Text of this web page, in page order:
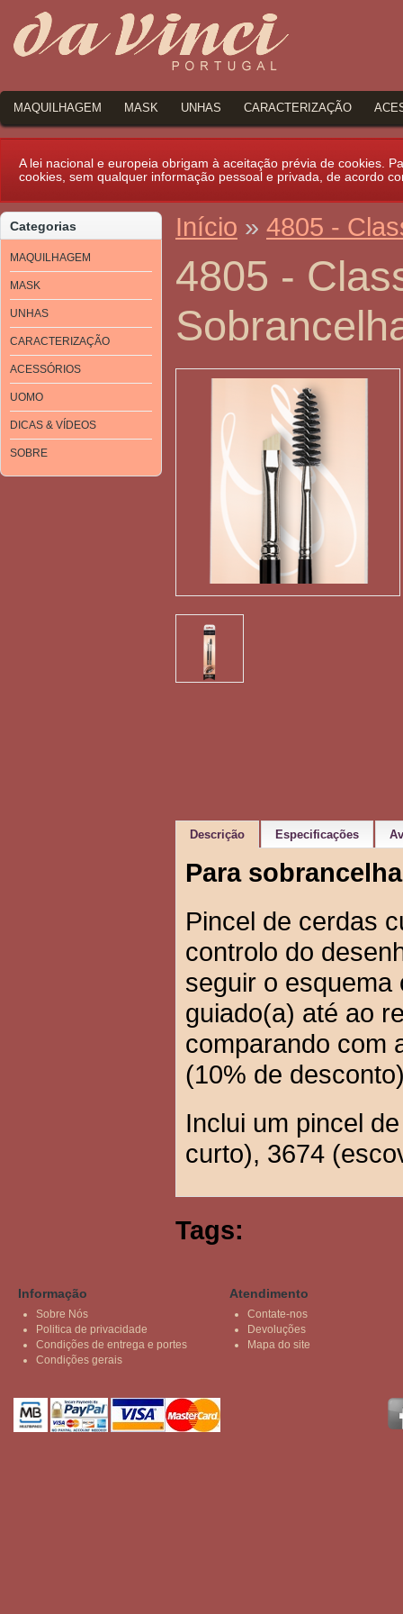
MAQUILHAGEM MASK UNHAS CARACTERIZAÇÃO
A lei nacional e europeia obrigam à aceitação prévia de cookies.
cookies, sem qualquer informação pessoal e privada, de acordo
Categorias
MAQUILHAGEM
MASK
UNHAS
CARACTERIZAÇÃO
ACESSÓRIOS
UOMO
DICAS & VÍDEOS
SOBRE
Início » 4805 -
4805 -
Descrição Especificações
Para
Pincel de cerdas
controlo do
seguir o
guiado(a) até ao
comparando com
(10% de
Inclui um pincel
curto), 3674
Tags:
Informação
Sobre Nós
Politica de privacidade
Condições de entrega e portes
Condições gerais
Atendimento
Contate-nos
Devoluções
Mapa do site